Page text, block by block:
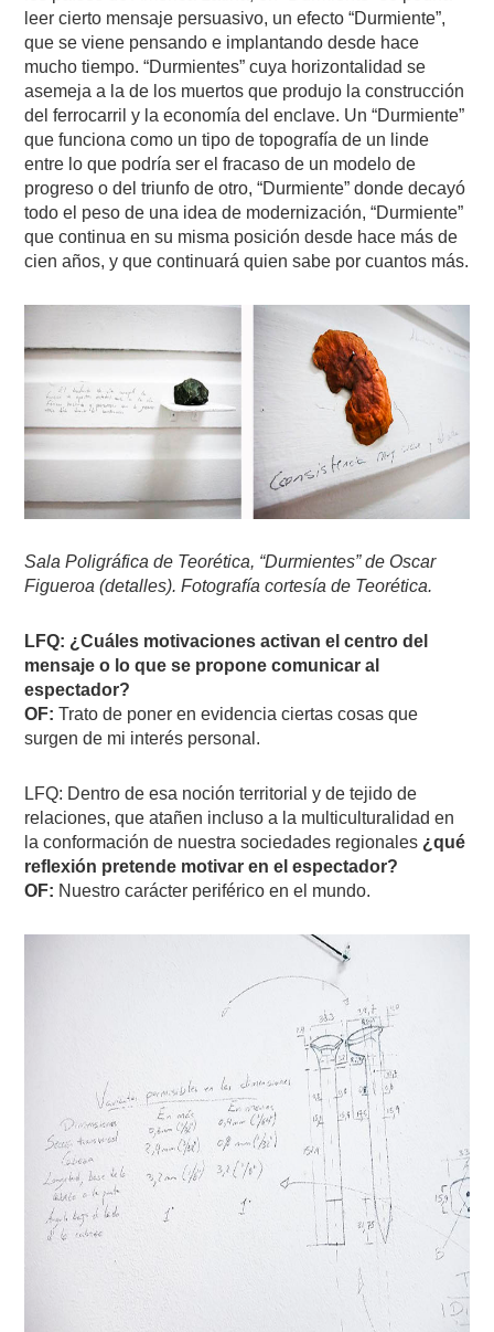
leer cierto mensaje persuasivo, un efecto “Durmiente”,
que se viene pensando e implantando desde hace
mucho tiempo. “Durmientes” cuya horizontalidad se
asemeja a la de los muertos que produjo la construcción
del ferrocarril y la economía del enclave. Un “Durmiente”
que funciona como un tipo de topografía de un linde
entre lo que podría ser el fracaso de un modelo de
progreso o del triunfo de otro, “Durmiente” donde decayó
todo el peso de una idea de modernización, “Durmiente”
que continua en su misma posición desde hace más de
cien años, y que continuará quien sabe por cuantos más.
Sala Poligráfica de Teorética, “Durmientes” de Oscar
Figueroa (detalles). Fotografía cortesía de Teorética.
LFQ: ¿Cuáles motivaciones activan el centro del
mensaje o lo que se propone comunicar al
espectador?
OF: Trato de poner en evidencia ciertas cosas que
surgen de mi interés personal.
LFQ: Dentro de esa noción territorial y de tejido de
relaciones, que atañen incluso a la multiculturalidad en
la conformación de nuestra sociedades regionales ¿qué
reflexión pretende motivar en el espectador?
OF: Nuestro carácter periférico en el mundo.